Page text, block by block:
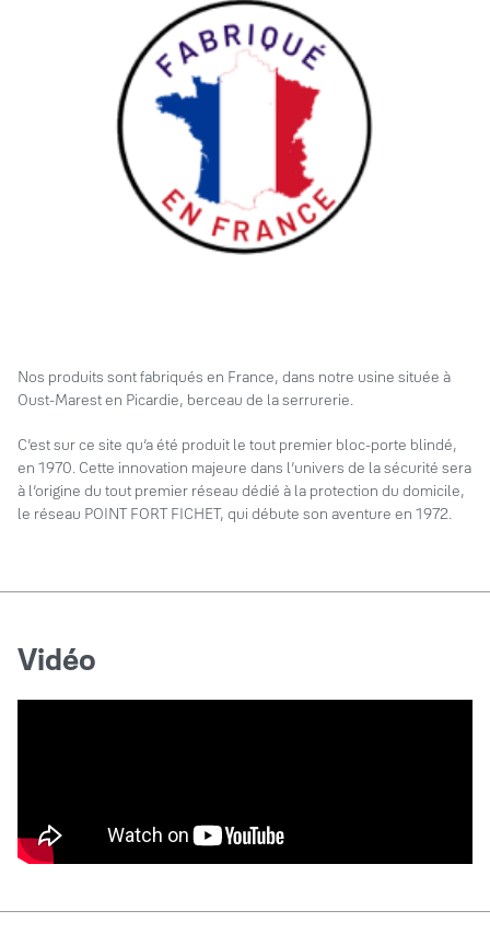
Nos produits sont fabriqués en France, dans notre usine située à
Oust-Marest en Picardie, berceau de la serrurerie.
C’est sur ce site qu’a été produit le tout premier bloc-porte blindé,
en 1970. Cette innovation majeure dans l’univers de la sécurité sera
à l’origine du tout premier réseau dédié à la protection du domicile,
le réseau POINT FORT FICHET, qui débute son aventure en 1972.
Vidéo